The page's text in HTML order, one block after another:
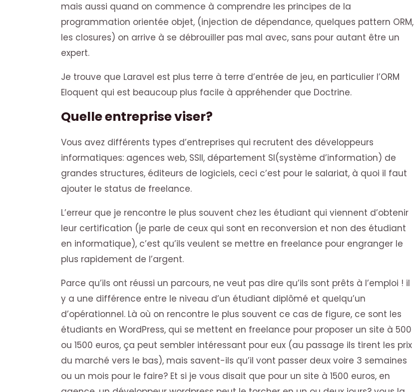
mais aussi quand on commence à comprendre les principes de la
programmation orientée objet, (injection de dépendance, quelques pattern ORM,
les closures) on arrive à se débrouiller pas mal avec, sans pour autant être un
expert.
Je trouve que Laravel est plus terre à terre d’entrée de jeu, en particulier l’ORM
Eloquent qui est beaucoup plus facile à appréhender que Doctrine.
Quelle entreprise viser?
Vous avez différents types d’entreprises qui recrutent des développeurs
informatiques: agences web, SSII, département SI(système d’information) de
grandes structures, éditeurs de logiciels, ceci c’est pour le salariat, à quoi il faut
ajouter le status de freelance.
L’erreur que je rencontre le plus souvent chez les étudiant qui viennent d’obtenir
leur certification (je parle de ceux qui sont en reconversion et non des étudiant
en informatique), c’est qu’ils veulent se mettre en freelance pour engranger le
plus rapidement de l’argent.
Parce qu’ils ont réussi un parcours, ne veut pas dire qu’ils sont prêts à l’emploi ! il
y a une différence entre le niveau d’un étudiant diplômé et quelqu’un
d’opérationnel. Là où on rencontre le plus souvent ce cas de figure, ce sont les
étudiants en WordPress, qui se mettent en freelance pour proposer un site à 500
ou 1500 euros, ça peut sembler intéressant pour eux (au passage ils tirent les prix
du marché vers le bas), mais savent-ils qu’il vont passer deux voire 3 semaines
ou un mois pour le faire? Et si je vous disait que pour un site à 1500 euros, en